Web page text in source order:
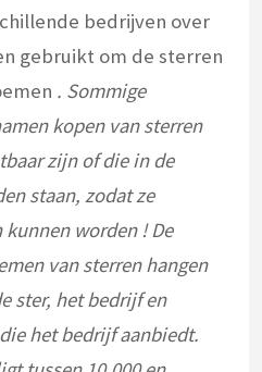
bedrijven over
gebruikt om de sterren
. Sommige
kopen van sterren
zijn of die in de
staan, zodat ze
kunnen worden! De
van sterren hangen
ster, het bedrijf en
het bedrijf aanbiedt.